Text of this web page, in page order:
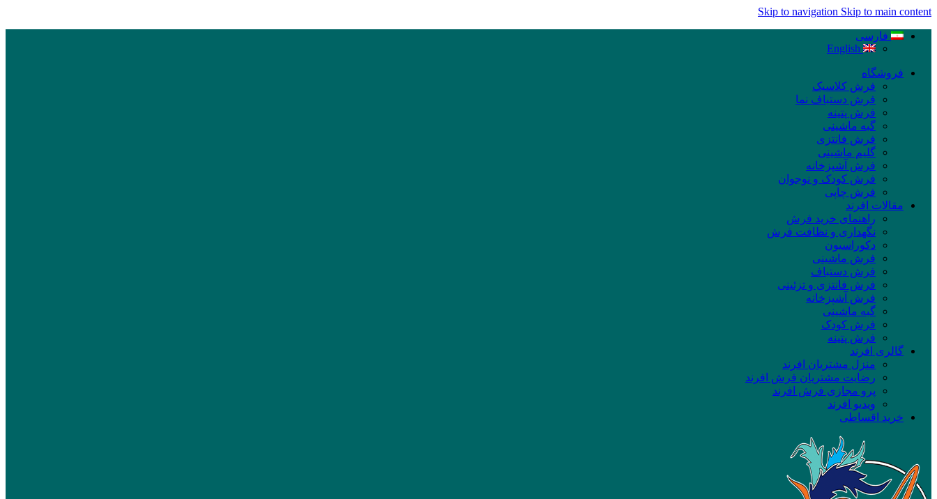
Skip to navigation Skip to main content
فارسی
English
فروشگاه
فرش کلاسیک
فرش دستباف نما
فرش پتینه
گبه ماشینی
فرش فانتزی
گلیم ماشینی
فرش آشپزخانه
فرش کودک و نوجوان
فرش چاپی
مقالات افرند
راهنمای خرید فرش
نگهداری و نظافت فرش
دکوراسیون
فرش ماشینی
فرش دستباف
فرش فانتزی و تزئینی
فرش آشپزخانه
گبه ماشینی
فرش کودک
فرش پتینه
گالری افرند
منزل مشتریان افرند
رضایت مشتریان فرش افرند
پرو مجازی فرش افرند
ویدیو افرند
خرید اقساطی